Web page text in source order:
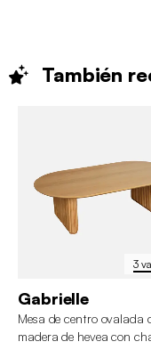
También
3
Gabrielle
Mesa de centro ovalada
madera de hevea con